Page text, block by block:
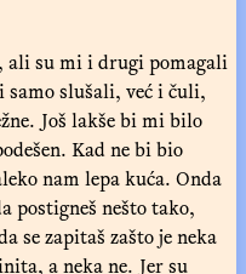
ali su mi i drugi pomagali
samo slušali, već i čuli,
Još lakše bi mi bilo
Kad ne bi bio
nam lepa kuća. Onda
postigneš nešto tako,
se zapitaš zašto je neka
a neka ne. Jer su